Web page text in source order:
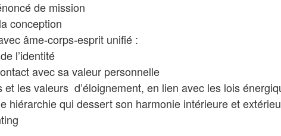
de mission
conception
âme-corps-esprit unifié :
l’identité
avec sa valeur personnelle
et les valeurs d’éloignement, en lien avec les lois
hiérarchie qui dessert son harmonie intérieure et